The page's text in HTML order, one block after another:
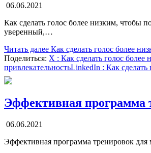
06.06.2021
Как сделать голос более низким, чтобы
уверенный,…
Читать далее Как сделать голос более
Поделиться: X : Как сделать голос более
привлекательностьLinkedIn : Как
Эффективная программа
06.06.2021
Эффективная программа тренировок